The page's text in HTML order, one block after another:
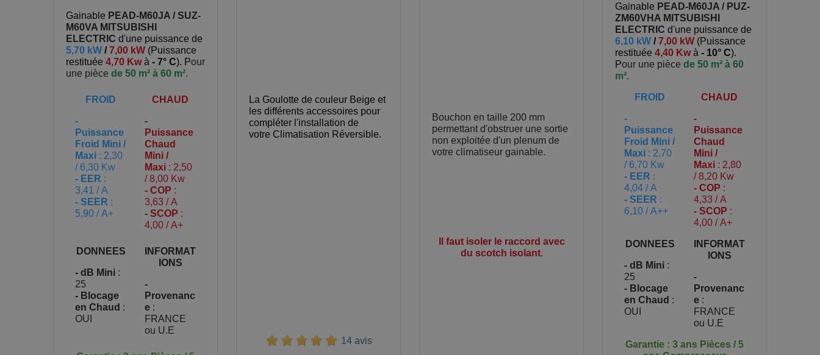
Gainable PEAD-M60JA / SUZ-
M60VA MITSUBISHI
ELECTRIC d'une puissance de
5,70 kW /7,00 kW (Puissance
restituée 4,70 Kwà - 7° C). Pour
une pièce de 50 m² à 60 m².
FROID
-
Puissance
Froid Mini /
Maxi : 2,30
/ 6,30 Kw
- EER :
3,41 / A
- SEER :
5,90 / A+
CHAUD
-
Puissance
Chaud
Mini /
Maxi : 2,50
/ 8,00 Kw
- COP :
3,63 / A
- SCOP :
4,00 / A+
DONNEES
- dB Mini :
25
- Blocage
en Chaud :
OUI
INFORMAT
IONS
-
Provenanc
e :
FRANCE
ou U.E
La Goulotte de couleur Beige et
les différents accessoires pour
compléter l'installation de
votre Climatisation Réversible.
14 avis
Bouchon en taille 200 mm
permettant d'obstruer une sortie
non exploitée d'un plenum de
votre climatiseur gainable.
Il faut isoler le raccord avec
du scotch isolant.
Gainable PEAD-M60JA / PUZ-
ZM60VHA MITSUBISHI
ELECTRIC d'une puissance de
6,10 kW /7,00 kW (Puissance
restituée 4,40 Kwà - 10° C).
Pour une pièce de 50 m² à 60
m².
FROID
-
Puissance
Froid Mini /
Maxi : 2,70
/ 6,70 Kw
- EER :
4,04 / A
- SEER :
6,10 / A++
CHAUD
-
Puissance
Chaud
Mini /
Maxi : 2,80
/ 8,20 Kw
- COP :
4,33 / A
- SCOP :
4,00 / A+
DONNEES
- dB Mini :
25
- Blocage
en Chaud :
OUI
INFORMAT
IONS
-
Provenanc
e :
FRANCE
ou U.E
Garantie : 3 ans Pièces / 5